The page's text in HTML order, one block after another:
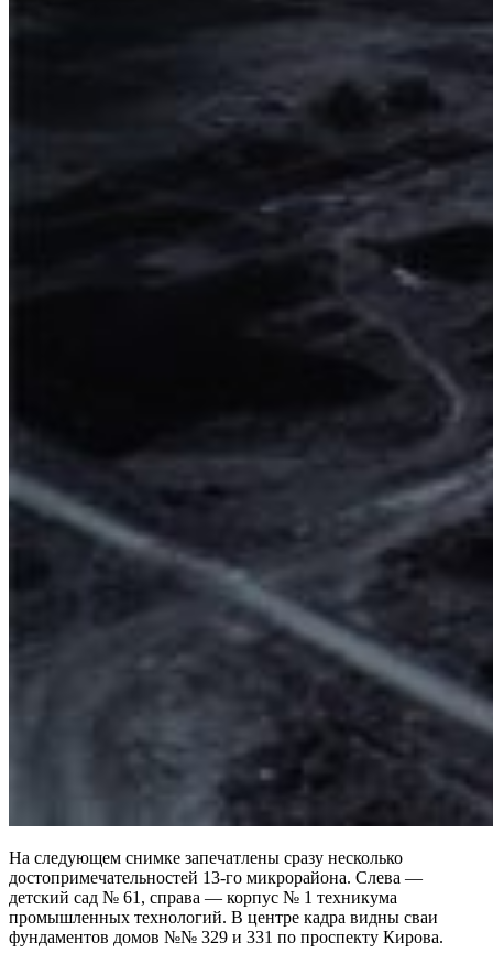
На следующем снимке запечатлены сразу несколько
достопримечательностей 13-го микрорайона. Слева —
детский сад № 61, справа — корпус № 1 техникума
промышленных технологий. В центре кадра видны сваи
фундаментов домов №№ 329 и 331 по проспекту Кирова.